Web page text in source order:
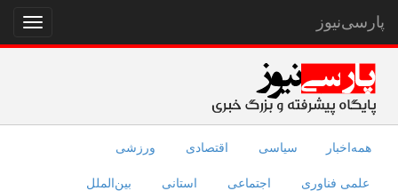
نمایش
منو
پارسی‌نیوز
همه‌اخبار سیاسی اقتصادی ورزشی
علمی فناوری اجتماعی استانی بین‌الملل